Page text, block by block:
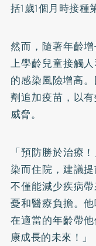
括1歲1個月時接種
然而，隨著年齡
上學齡兒童接觸
的感染風險增高
劑追加疫苗，以
威脅。
「預防勝於治療
染而住院，建議
不僅能減少疾病
憂和醫療負擔。
在適當的年齡帶
康成長的未來！」